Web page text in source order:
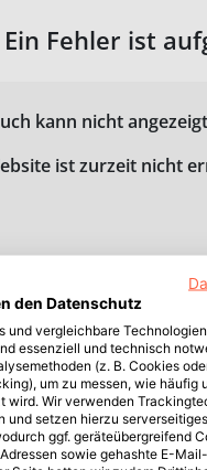
Ein Fehler ist
kann nicht
ist zurzeit nicht
den Datenschutz
und vergleichbare
essenziell und technisch
(z. B. Cookies
um zu messen, wie häufig
wird. Wir verwenden
und setzen hierzu
ggf. geräteübergreifend
sowie gehashte E-